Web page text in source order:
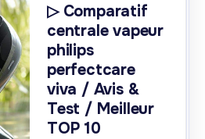
▷ Comparatif
centrale vapeur
philips
perfectcare
viva / Avis &
Test / Meilleur
TOP 10